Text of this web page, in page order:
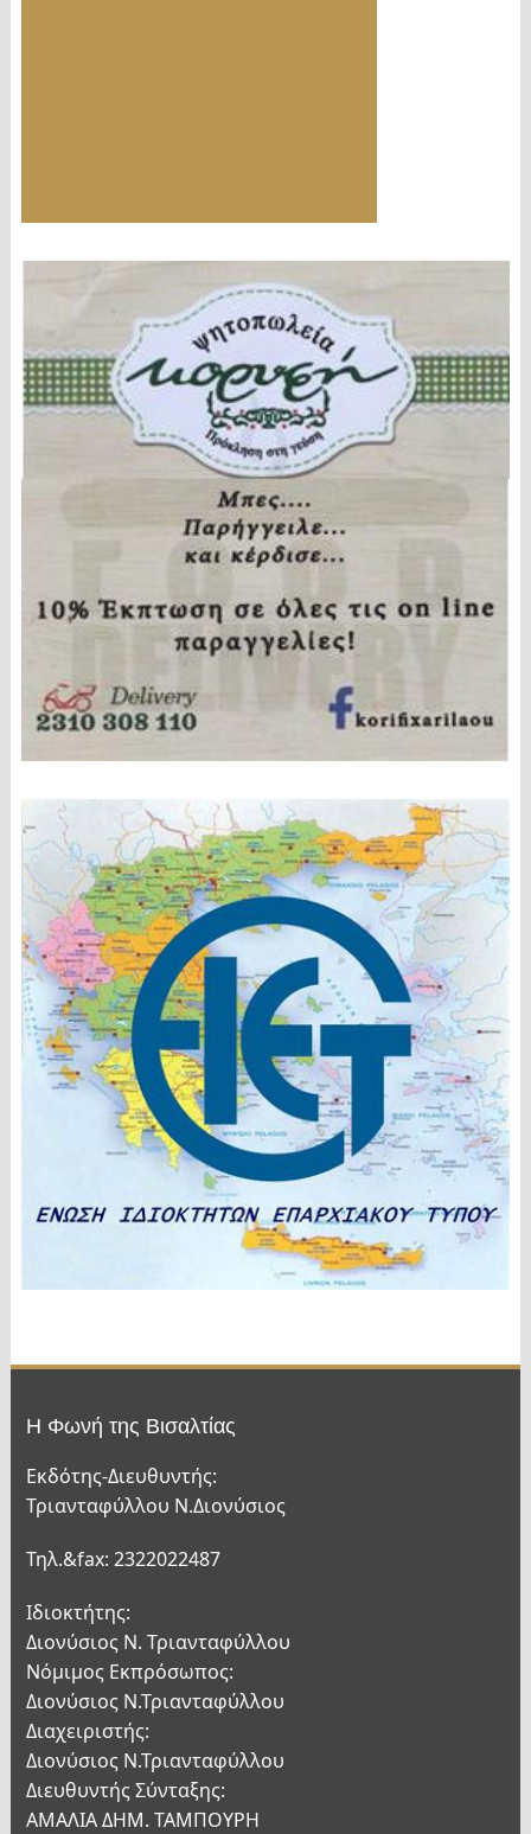
Η Φωνή της Βισαλτίας
Εκδότης-Διευθυντής:
Τριανταφύλλου Ν.Διονύσιος
Τηλ.&fax: 2322022487
Ιδιοκτήτης:
Διονύσιος Ν. Τριανταφύλλου
Νόμιμος Εκπρόσωπος:
Διονύσιος Ν.Τριανταφύλλου
Διαχειριστής:
Διονύσιος Ν.Τριανταφύλλου
Διευθυντής Σύνταξης:
ΑΜΑΛΙΑ ΔΗΜ. ΤΑΜΠΟΥΡΗ